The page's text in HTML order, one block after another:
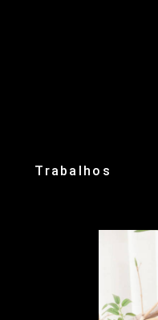
Trabalhos